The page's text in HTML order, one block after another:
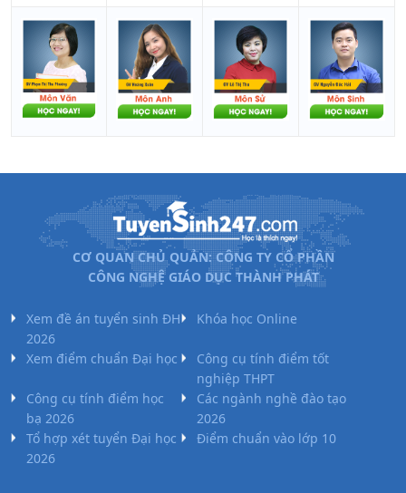
CƠ QUAN CHỦ QUẢN: CÔNG TY CỔ PHẦN
CÔNG NGHỆ GIÁO DỤC THÀNH PHÁT
Xem đề án tuyển sinh ĐH
2026
Khóa học Online
Xem điểm chuẩn Đại học
Công cụ tính điểm tốt
nghiệp THPT
Công cụ tính điểm học
bạ 2026
Các ngành nghề đào tạo
2026
Tổ hợp xét tuyển Đại học
2026
Điểm chuẩn vào lớp 10